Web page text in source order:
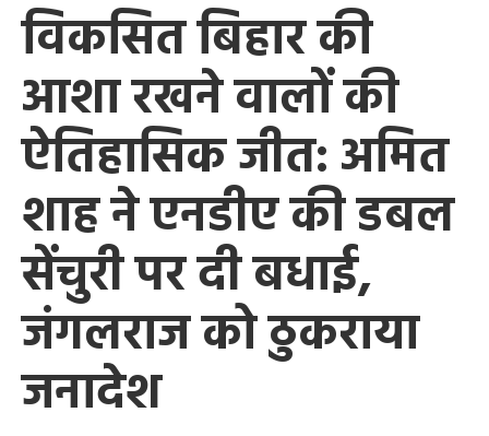
विकसित बिहार की
आशा रखने वालों की
ऐतिहासिक जीत: अमित
शाह ने एनडीए की डबल
सेंचुरी पर दी बधाई,
जंगलराज को ठुकराया
जनादेश